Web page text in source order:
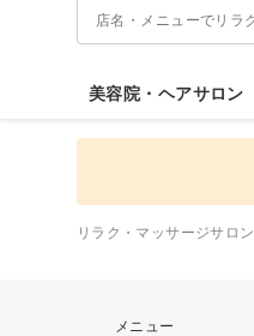
美容院・ヘアサロン
リラク・マッサージサロン
メニュー